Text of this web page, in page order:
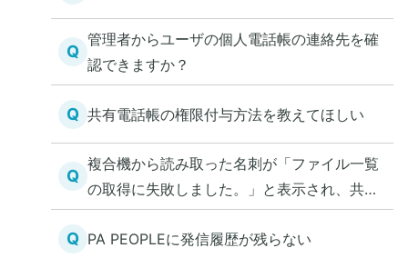
Q
管理者からユーザの個人電話帳の連絡先を確
認できますか？
Q 共有電話帳の権限付与方法を教えてほしい
Q
複合機から読み取った名刺が「ファイル一覧
の取得に失敗しました。」と表示され、共有
電話帳にアクセスできない
Q PA PEOPLEに発信履歴が残らない